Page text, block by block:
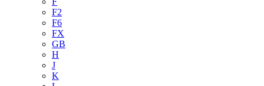
F2
F6
FX
GB
H
J
K